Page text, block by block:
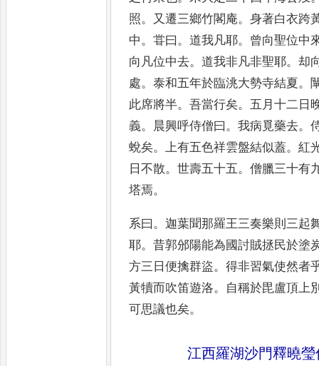
照。 又遷三鄉竹閣庵。身著白衣跨
中。甞曰。道我凡耶。 曾向聖位中
向凡位中去。道我非凡非聖耶。却
處。泰和五年於臨洮大勢寺結夏。
此席將半。吾當行矣。五月十二日
義。 晨興呼侍僧曰。我病覓藥去。
蛻矣。上有五色祥雲盤結似蓋。紅
日不散。世壽五十五。僧臘三十有
塔焉。
系曰。迦葉聞那羅王三奏樂則三起
耶。昔郭邠陽能為國討賊拯民於塗
方三日便擒群盜。得非習氣使然者
黃犢而吹笛遊洛。
自稱於毘盧頂上
可思議也矣。
江西羅湖沙門釋曉瑩